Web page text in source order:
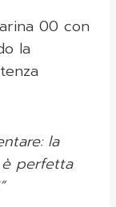
00 con
la
la
perfetta